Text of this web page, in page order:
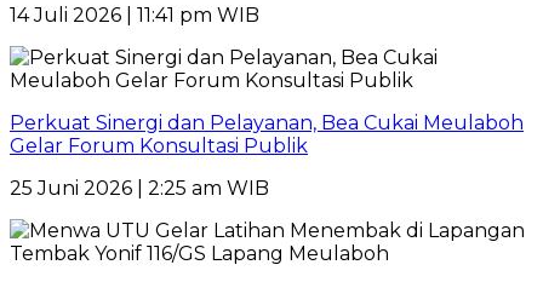
14 Juli 2026 | 11:41 pm WIB
Perkuat Sinergi dan Pelayanan, Bea Cukai Meulaboh
Gelar Forum Konsultasi Publik
25 Juni 2026 | 2:25 am WIB